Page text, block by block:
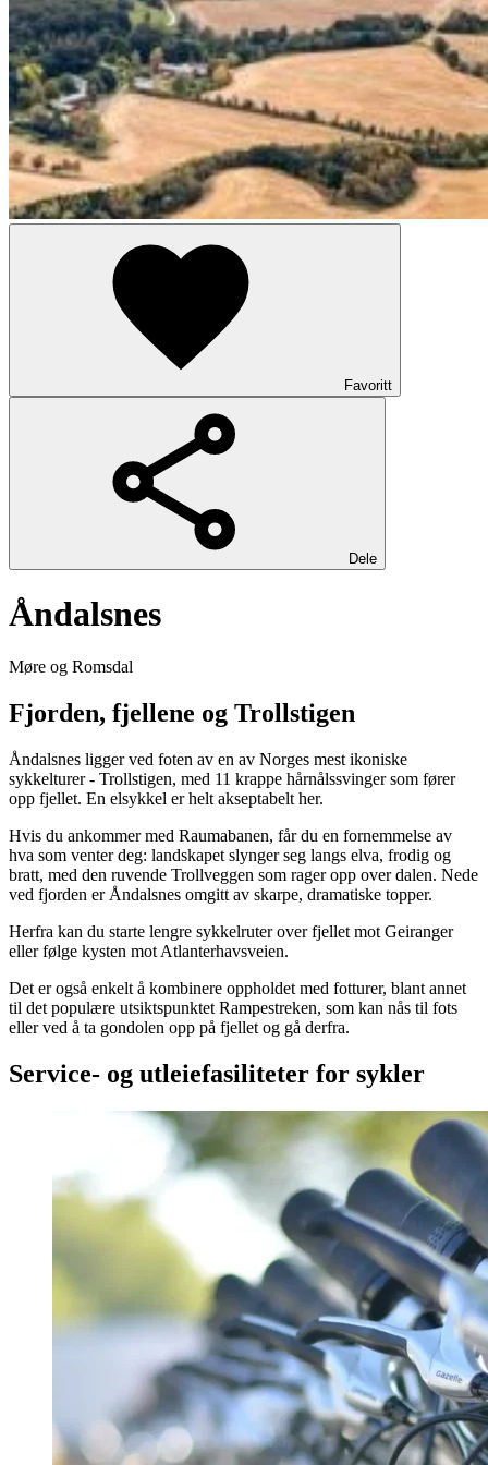
Favoritt
Dele
Åndalsnes
Møre og Romsdal
Fjorden, fjellene og Trollstigen
Åndalsnes ligger ved foten av en av Norges mest ikoniske
sykkelturer - Trollstigen, med 11 krappe hårnålssvinger som fører
opp fjellet. En elsykkel er helt akseptabelt her.
Hvis du ankommer med Raumabanen, får du en fornemmelse av
hva som venter deg: landskapet slynger seg langs elva, frodig og
bratt, med den ruvende Trollveggen som rager opp over dalen. Nede
ved fjorden er Åndalsnes omgitt av skarpe, dramatiske topper.
Herfra kan du starte lengre sykkelruter over fjellet mot Geiranger
eller følge kysten mot Atlanterhavsveien.
Det er også enkelt å kombinere oppholdet med fotturer, blant annet
til det populære utsiktspunktet Rampestreken, som kan nås til fots
eller ved å ta gondolen opp på fjellet og gå derfra.
Service- og utleiefasiliteter for sykler